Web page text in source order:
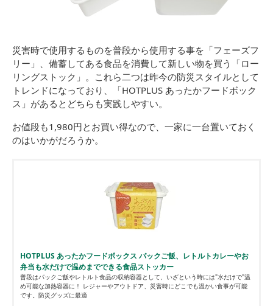
災害時で使用するものを普段から使用する事を「フェーズフ
リー」、備蓄してある食品を消費して新しい物を買う「ロー
リングストック」。これら二つは昨今の防災スタイルとして
トレンドになっており、「HOTPLUS あったかフードボック
ス」があるとどちらも実践しやすい。
お値段も1,980円とお買い得なので、一家に一台置いておく
のはいかがだろうか。
HOTPLUS あったかフードボックス パックご飯、レトルトカレーやお
弁当も水だけで温めまでできる食品ストッカー
普段はパックご飯やレトルト食品の収納容器として、いざという時には"水だけで"温
め可能な加熱容器に！ レジャーやアウトドア、災害時にどこでも温かい食事が可能
です。防災グッズに最適